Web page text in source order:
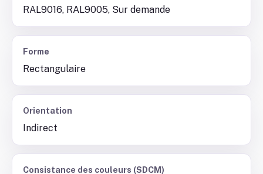
RAL9016, RAL9005, Sur demande
Forme
Rectangulaire
Orientation
Indirect
Consistance des couleurs (SDCM)